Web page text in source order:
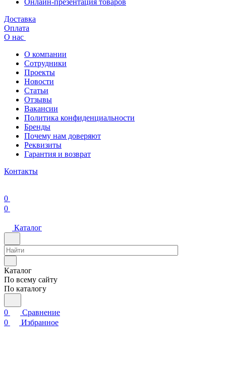
Онлайн-презентация товаров
Доставка
Оплата
О нас
О компании
Сотрудники
Проекты
Новости
Статьи
Отзывы
Вакансии
Политика конфиденциальности
Бренды
Почему нам доверяют
Реквизиты
Гарантия и возврат
Контакты
0
0
Каталог
Каталог
По всему сайту
По каталогу
0
Сравнение
0
Избранное